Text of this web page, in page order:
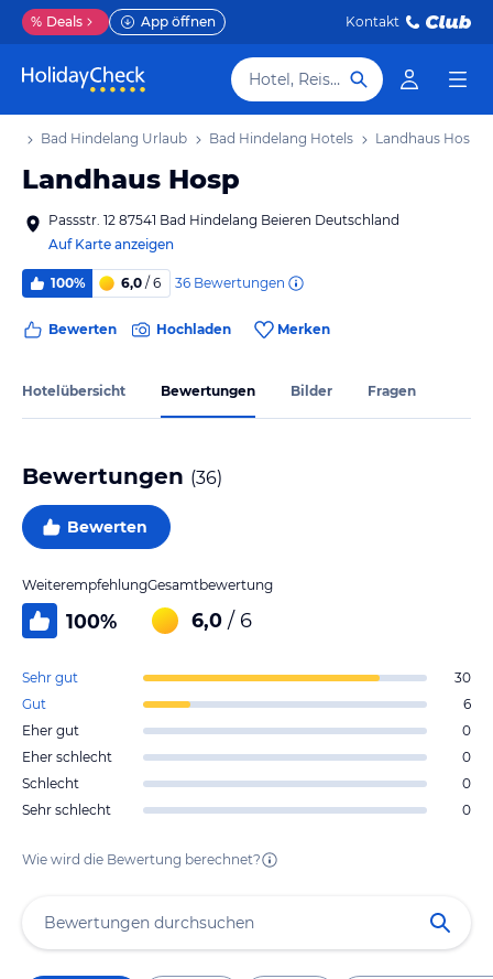
% Deals App öffnen Kontakt
Hotel, Reiseziel
Bad Hindelang Urlaub Bad Hindelang Hotels Landhaus Hosp
Landhaus Hosp
Passstr. 12 87541 Bad Hindelang Beieren Deutschland
Auf Karte anzeigen
100% 6,0 / 6 36 Bewertungen
Bewerten Hochladen Merken
Hotelübersicht Bewertungen Bilder Fragen
Bewertungen (36)
Bewerten
Weiterempfehlung
100%
Gesamtbewertung
6,0 / 6
Sehr gut
30
Gut
6
Eher gut
0
Eher schlecht
0
Schlecht
0
Sehr schlecht
0
Wie wird die Bewertung berechnet?